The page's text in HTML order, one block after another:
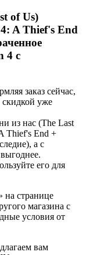
of Us)
A Thief's End
4 с
заказ сейчас,
скидкой уже
из нас (The Last
Thief's End +
а с
его для
на странице
магазина с
условия от
вам